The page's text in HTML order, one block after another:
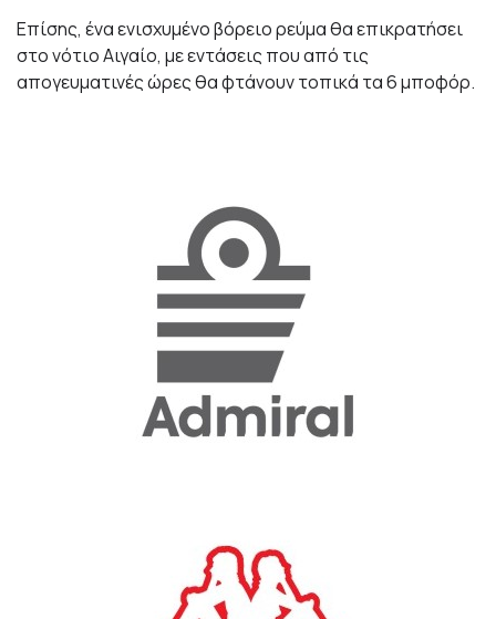
Επίσης, ένα ενισχυμένο βόρειο ρεύμα θα επικρατήσει
στο νότιο Αιγαίο, με εντάσεις που από τις
απογευματινές ώρες θα φτάνουν τοπικά τα 6 μποφόρ.